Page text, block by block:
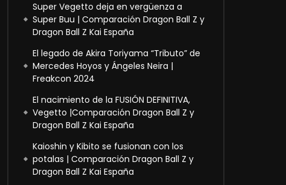
Super Vegetto deja en vergüenza a
Super Buu | Comparación Dragon Ball Z y
Dragon Ball Z Kai España
El legado de Akira Toriyama “Tributo” de
Mercedes Hoyos y Ángeles Neira |
Freakcon 2024
El nacimiento de la FUSIÓN DEFINITIVA,
Vegetto |Comparación Dragon Ball Z y
Dragon Ball Z Kai España
Kaioshin y Kibito se fusionan con los
potalas | Comparación Dragon Ball Z y
Dragon Ball Z Kai España